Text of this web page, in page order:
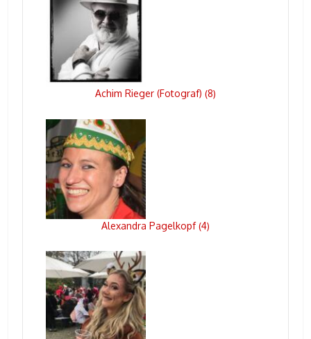
Achim Rieger (Fotograf) (8)
Alexandra Pagelkopf(4)